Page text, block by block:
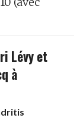
Lévy et
à